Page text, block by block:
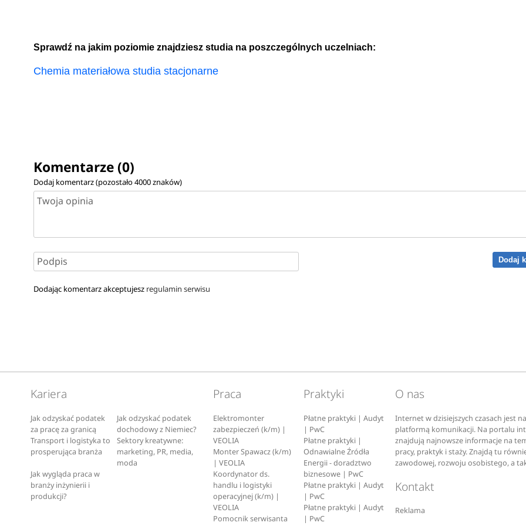
Sprawdź na jakim poziomie znajdziesz studia na poszczególnych uczelniach:
Chemia materiałowa studia stacjonarne
Komentarze (0)
Dodaj komentarz (pozostało4000znaków)
Dodając komentarz akceptujesz regulamin serwisu
Dodaj
Kariera
Jak odzyskać podatek
za pracę za granicą
Jak odzyskać podatek
dochodowy z Niemiec?
Transport i logistyka to
prosperująca branża
Sektory kreatywne:
marketing, PR, media,
moda
Jak wygląda praca w
branży inżynierii i
produkcji?
Praca
Elektromonter
zabezpieczeń (k/m) |
VEOLIA
Monter Spawacz (k/m)
| VEOLIA
Koordynator ds.
handlu i logistyki
operacyjnej (k/m) |
VEOLIA
Pomocnik serwisanta
Praktyki
Płatne praktyki | Audyt
| PwC
Płatne praktyki |
Odnawialne Źródła
Energii - doradztwo
biznesowe | PwC
Płatne praktyki | Audyt
| PwC
Płatne praktyki | Audyt
| PwC
O nas
Internet w dzisiejszych czasach jest
platformą komunikacji. Na portalu
znajdują najnowsze informacje na
pracy, praktyk i staży. Znajdą tu
zawodowej, rozwoju osobistego, a
Kontakt
Reklama